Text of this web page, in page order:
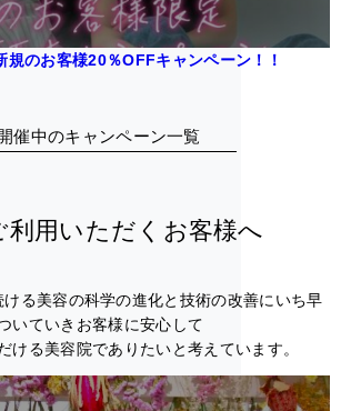
規のお客様20％OFFキャンペーン！！
催中のキャンペーン一覧
利用いただくお客様へ
る美容の科学の進化と技術の改善にいち早
いていきお客様に安心して
ける美容院でありたいと考えています。